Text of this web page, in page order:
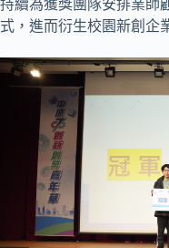
持續為獲獎團隊安排業師
式，進而衍生校園新創企